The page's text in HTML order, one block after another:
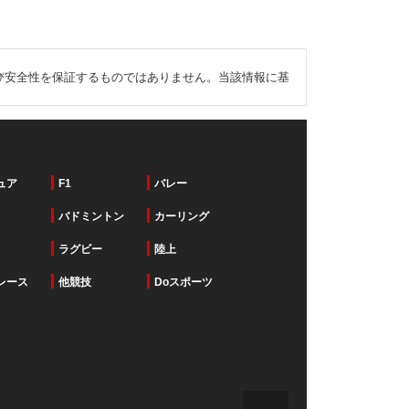
全性を保証するものではありません。当該情報に基
ア F1 バレー
バドミントン カーリング
ラグビー 陸上
ース 他競技 Doスポーツ